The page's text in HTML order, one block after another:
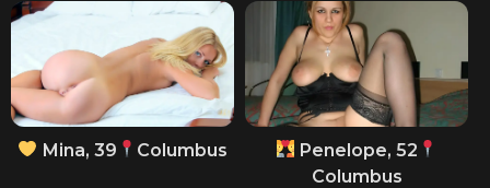
Mina, 39 Columbus
Penelope, 52
Columbus